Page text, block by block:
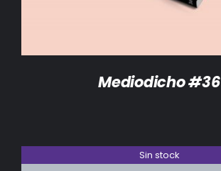
Mediodicho #36
Sin stock